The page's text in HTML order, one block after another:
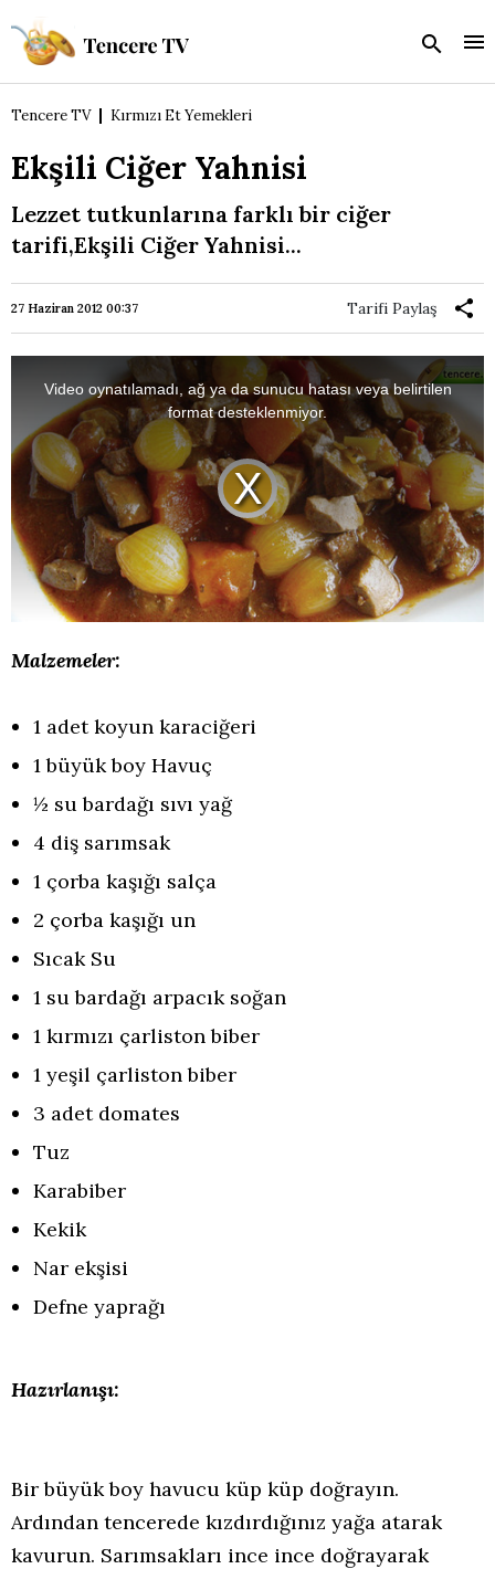
Tencere TV Kırmızı Et Yemekleri
Ekşili Ciğer Yahnisi
Lezzet tutkunlarına farklı bir ciğer
tarifi,Ekşili Ciğer Yahnisi...
27 Haziran 2012 00:37 Tarifi Paylaş
Videoyu
Oynat
Video oynatılamadı, ağ ya da sunucu hatası veya belirtilen
format desteklenmiyor.
Malzemeler:
1 adet koyun karaciğeri
1 büyük boy Havuç
½ su bardağı sıvı yağ
4 diş sarımsak
1 çorba kaşığı salça
2 çorba kaşığı un
Sıcak Su
1 su bardağı arpacık soğan
1 kırmızı çarliston biber
1 yeşil çarliston biber
3 adet domates
Tuz
Karabiber
Kekik
Nar ekşisi
Defne yaprağı
Hazırlanışı:
Bir büyük boy havucu küp küp doğrayın.
Ardından tencerede kızdırdığınız yağa atarak
kavurun. Sarımsakları ince ince doğrayarak